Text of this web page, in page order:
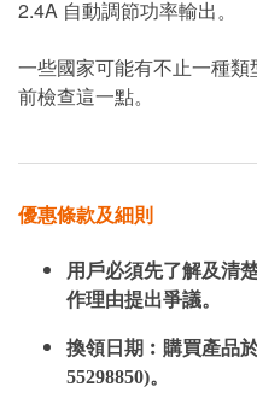
2.4A 自動調節功率輸出。
一些國家可能有不止一種
前檢查這一點。
優惠條款及細則
用戶必須先了解及清
作理由提出爭議。
換領日期︰購買產品
55298850)。